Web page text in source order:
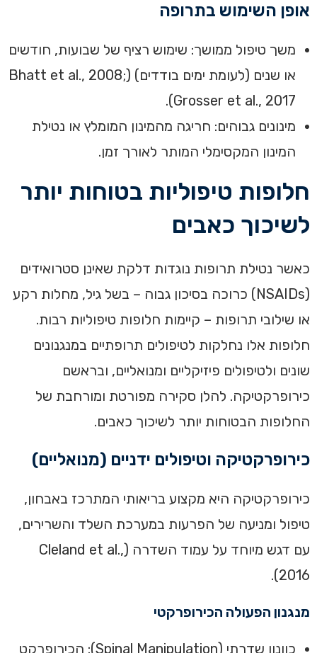
אופן השימוש בתרופה
משך טיפול ממושך: שימוש רציף של שבועות, חודשים
או שנים (לעומת ימים בודדים) (Bhatt et al., 2008;
Grosser et al., 2017).
מינונים גבוהים: חריגה מהמינון המומלץ או נטילת
המינון המקסימלי המותר לאורך זמן.
חלופות טיפוליות בטוחות יותר
לשיכוך כאבים
כאשר נטילת תרופות נוגדות דלקת שאינן סטרואידים
(NSAIDs) כרוכה בסיכון גבוה – בשל גיל, מחלות רקע
או שילובי תרופות – קיימות חלופות טיפוליות רבות.
חלופות אלו נחלקות לטיפולים תרופתיים במנגנונים
שונים ולטיפולים פיזיקליים ומנואליים, ובראשם
כירופרקטיקה. להלן סקירה מפורטת ומורחבת של
החלופות הבטוחות יותר לשיכוך כאבים.
כירופרקטיקה וטיפולים ידניים (מנואליים)
כירופרקטיקה היא מקצוע בריאותי המתרכז באבחון,
טיפול ומניעה של הפרעות במערכת השלד והשרירים,
עם דגש מיוחד על עמוד השדרה (Cleland et al.,
2016).
מנגנון הפעולה הכירופרקטי
כוונון שדרתי (Spinal Manipulation): הכירופרקט